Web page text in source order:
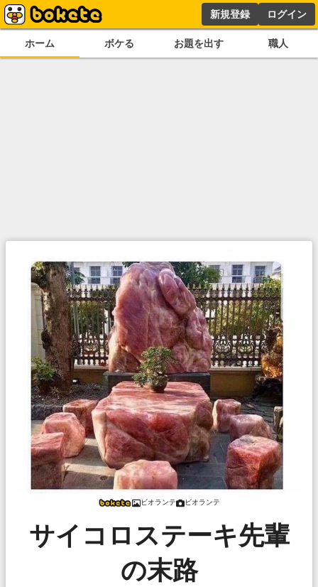
新規登録 ログイン
ホーム ボケる お題を出す 職人
ビオランテ ビオランテ
サイコロステーキ先輩
の末路